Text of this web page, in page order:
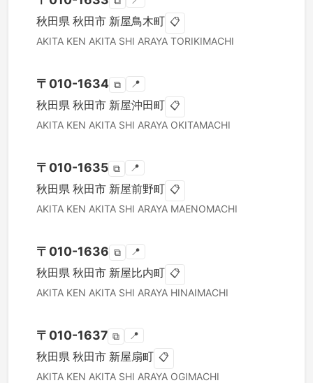
秋田県 秋田市 新屋鳥木町 📋
AKITA KEN AKITA SHI ARAYA TORIKIMACHI
〒 010-1634 ⧉ 📍
秋田県 秋田市 新屋沖田町 📋
AKITA KEN AKITA SHI ARAYA OKITAMACHI
〒 010-1635 ⧉ 📍
秋田県 秋田市 新屋前野町 📋
AKITA KEN AKITA SHI ARAYA MAENOMACHI
〒 010-1636 ⧉ 📍
秋田県 秋田市 新屋比内町 📋
AKITA KEN AKITA SHI ARAYA HINAIMACHI
〒 010-1637 ⧉ 📍
秋田県 秋田市 新屋扇町 📋
AKITA KEN AKITA SHI ARAYA OGIMACHI